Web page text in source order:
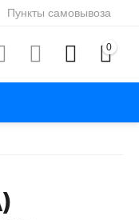
Пункты самовывоза
0